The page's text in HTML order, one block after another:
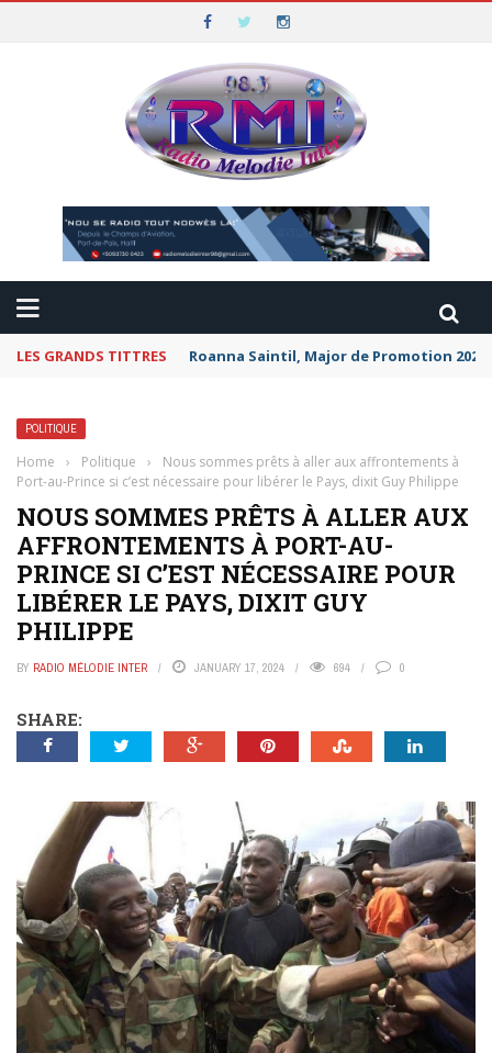
LES GRANDS TITTRES Roanna Saintil, Major de Promotion
POLITIQUE
Home › Politique ›
Nous sommes prêts à aller aux affrontements à
Port-au-Prince si c’est nécessaire pour libérer le Pays, dixit Guy Philippe
NOUS SOMMES PRÊTS À ALLER AUX
AFFRONTEMENTS À PORT-AU-
PRINCE SI C’EST NÉCESSAIRE POUR
LIBÉRER LE PAYS, DIXIT GUY
PHILIPPE
BY RADIO MÉLODIE INTER JANUARY 17, 2024 694 0
SHARE: